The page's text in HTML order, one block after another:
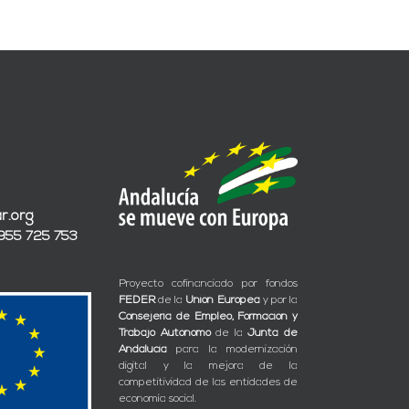
725 753
Proyecto cofinanciado por fondos
FEDERde la Unión Europeay por la
Consejería de Empleo, Formación y
Trabajo Autónomode laJunta de
Andalucía para la modernización
digital y la mejora de la
competitividad de las entidades de
economía social.